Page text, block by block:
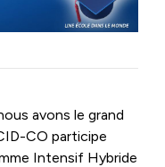
avons le grand
CO participe
Intensif Hybride